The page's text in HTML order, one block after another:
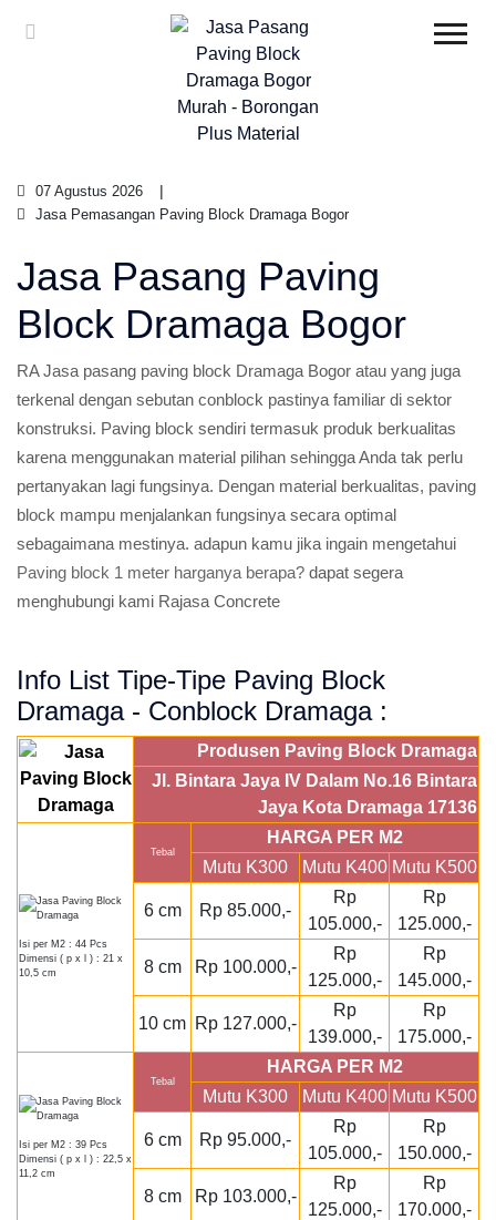
07 Agustus 2026
Jasa Pemasangan Paving Block Dramaga Bogor
Jasa Pasang Paving
Block Dramaga Bogor
RA Jasa pasang paving block Dramaga Bogor atau yang juga
terkenal dengan sebutan conblock pastinya familiar di sektor
konstruksi. Paving block sendiri termasuk produk berkualitas
karena menggunakan material pilihan sehingga Anda tak perlu
pertanyakan lagi fungsinya. Dengan material berkualitas, paving
block mampu menjalankan fungsinya secara optimal
sebagaimana mestinya. adapun kamu jika ingain mengetahui
Paving block 1 meter harganya berapa? dapat segera
menghubungi kami Rajasa Concrete
Info List Tipe-Tipe Paving Block
Dramaga - Conblock Dramaga :
Produsen Paving Block Dramaga
Jl. Bintara Jaya IV Dalam No.16 Bintara
Jaya Kota Dramaga 17136
Isi per M2 : 44 Pcs
Dimensi ( p x l ) : 21 x
10,5 cm
Tebal
HARGA PER M2
Mutu K300
Mutu K400 Mutu K500
6 cm Rp 85.000,-
Rp
105.000,-
Rp
125.000,-
8 cm Rp 100.000,-
Rp
125.000,-
Rp
145.000,-
10 cm Rp 127.000,-
Rp
139.000,-
Rp
175.000,-
Isi per M2 : 39 Pcs
Dimensi ( p x l ) : 22,5 x
11,2 cm
Tebal
HARGA PER M2
Mutu K300
Mutu K400 Mutu K500
6 cm Rp 95.000,-
Rp
105.000,-
Rp
150.000,-
8 cm Rp 103.000,-
Rp
125.000,-
Rp
170.000,-